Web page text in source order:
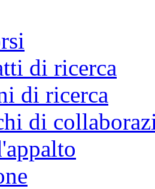
di ricerca
di ricerca
di